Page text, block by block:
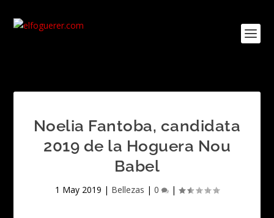
Noelia Fantoba, candidata
2019 de la Hoguera Nou
Babel
1 May 2019 | Bellezas | 0 |